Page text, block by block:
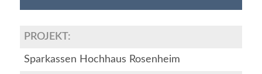
PROJEKT:
Sparkassen Hochhaus Rosenheim